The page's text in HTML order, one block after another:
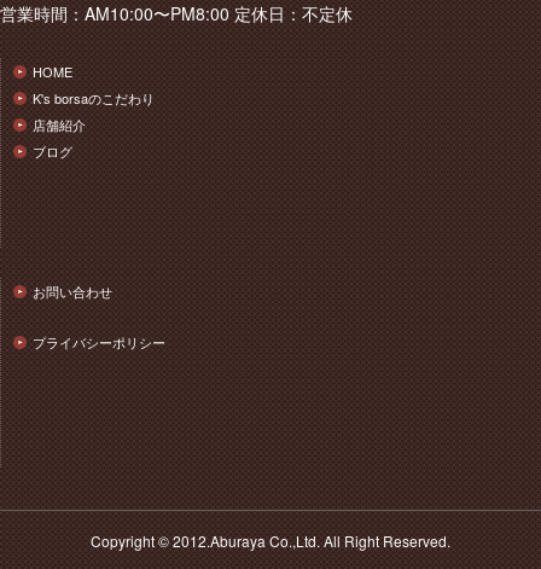
営業時間：AM10:00〜PM8:00 定休日：不定休
HOME
K's borsaのこだわり
店舗紹介
ブログ
お問い合わせ
プライバシーポリシー
Copyright © 2012.Aburaya Co.,Ltd. All Right Reserved.